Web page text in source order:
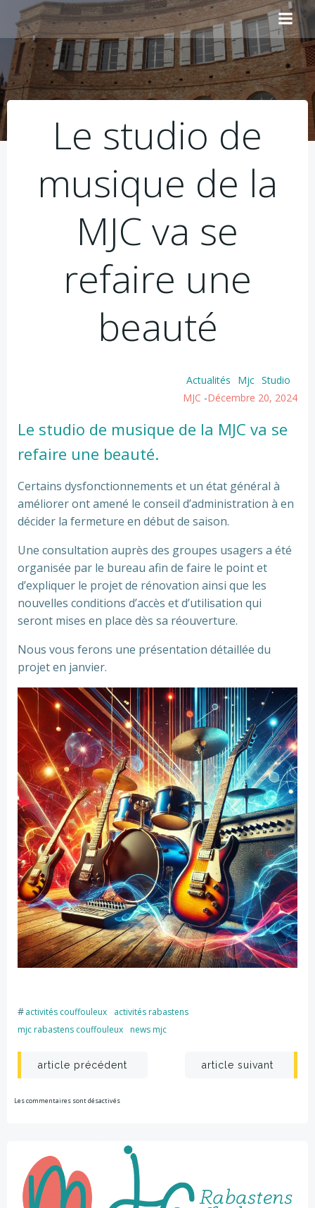
Aller
au
contenu
Le studio de
musique de la
MJC va se
refaire une
beauté
Actualités Mjc Studio
MJC -Décembre 20, 2024
Le studio de musique de la MJC va se
refaire une beauté.
Certains dysfonctionnements et un état général à
améliorer ont amené le conseil d’administration à en
décider la fermeture en début de saison.
Une consultation auprès des groupes usagers a été
organisée par le bureau afin de faire le point et
d’expliquer le projet de rénovation ainsi que les
nouvelles conditions d’accès et d’utilisation qui
seront mises en place dès sa réouverture.
Nous vous ferons une présentation détaillée du
projet en janvier.
#activités couffouleux
activités rabastens
mjc rabastens couffouleux
news mjc
Post
navigation
article précédent
Postarticle suivant
Les commentaires sont désactivés